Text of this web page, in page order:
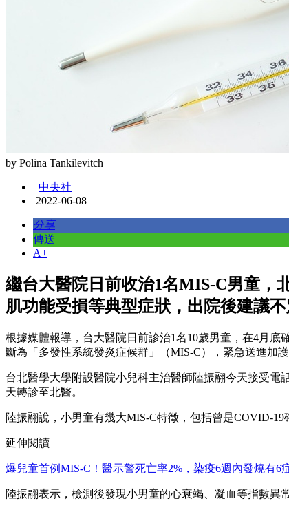
by Polina Tankilevitch
中央社
2022-06-08
分享
傳送
A+
繼台大醫院日前收治1名MIS-C男童，
肌功能受損等典型症狀，出院後建議不
根據媒體報導，台大醫院日前診治1名10歲男童，在4月
斷為「多發性系統發炎症候群」（MIS-C），緊急送進加
台北醫學大學附設醫院小兒科主治醫師陸振翮今天接受電
天轉診至北醫。
陸振翮說，小男童有幾大MIS-C特徵，包括曾是COVID-
延伸閱讀
爆兒童首例MIS-C！醫示警死亡率2%，染疫6週內發燒有6
陸振翮表示，檢測後發現小男童的心衰竭、凝血等指數異